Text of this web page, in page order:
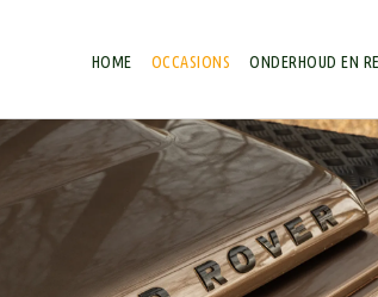
HOME OCCASIONS ONDERHOUD EN